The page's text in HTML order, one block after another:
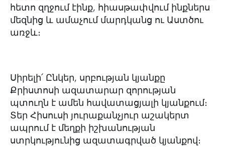
հետո զղջում էինք, հիասթափվում ինքներս
մեզնից և ամաչում մարդկանց ու Աստծու
առջև։
Սիրելի՛ Ընկեր, սրբության կյանքը
Քրիստոսի ազատարար զորության
պտուղն է ամեն հավատացյալի կյանքում։
Տեր Հիսուսի յուրաքանչյուր աշակերտ
ապրում է մեղքի իշխանության
ստրկությունից ազատագրված կյանքով։